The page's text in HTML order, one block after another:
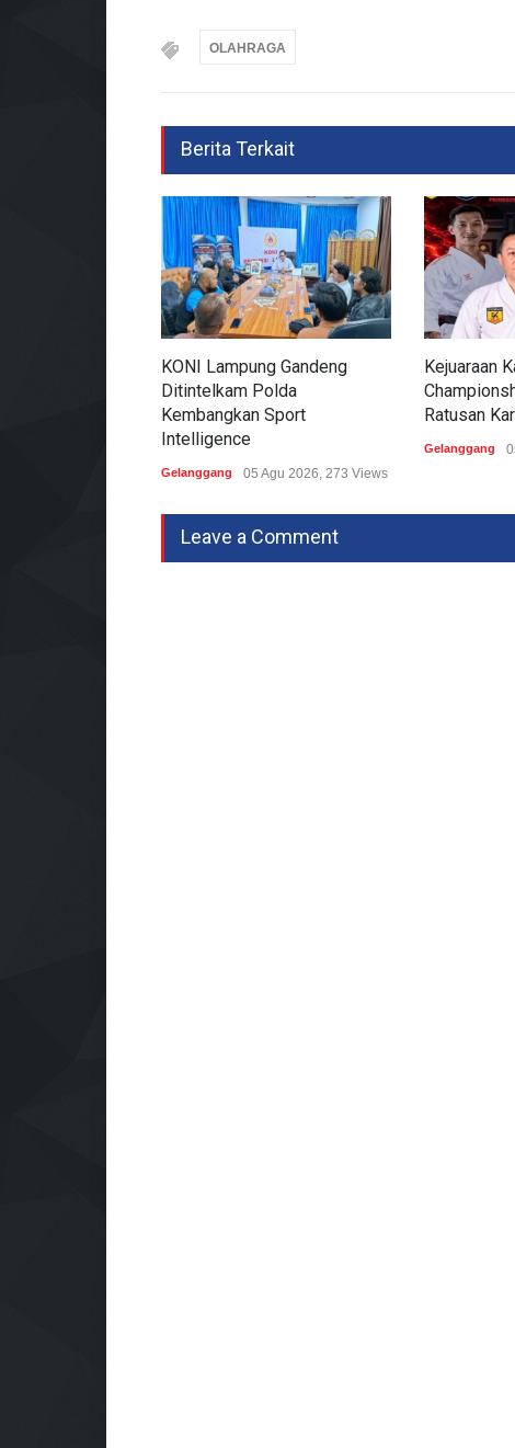
OLAHRAGA
Berita Terkait
KONI Lampung Gandeng
Ditintelkam Polda
Kembangkan Sport
Intelligence
Gelanggang 05 Agu 2026, 273 Views
Kejuaraan
Ratusan
Gelanggang
Leave a Comment